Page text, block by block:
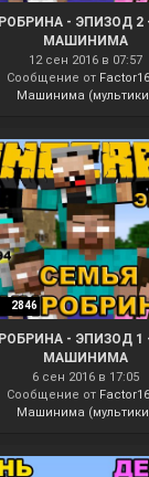
- ЭПИЗОД
МАШИНИМА
12 сен 2016 в 07:57
Сообщение от
Машинима
2846
- ЭПИЗОД
МАШИНИМА
6 сен 2016 в 17:05
Сообщение от
Машинима